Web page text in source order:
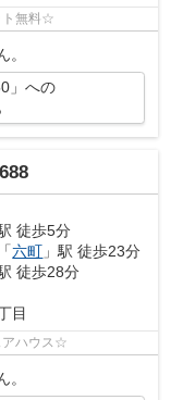
ト無料☆
。
」への
徒歩5分
「六町 」駅 徒歩23分
徒歩28分
目
アハウス☆
。